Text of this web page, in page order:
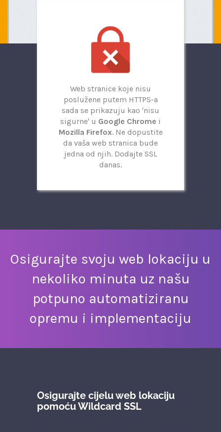
Web stranice koje nisu
poslužene putem HTTPS-a
sada se prikazuju kao 'nisu
sigurne' u Google Chrome i
Mozilla Firefox. Ne dopustite
da vaša web stranica bude
jedna od njih. Dodajte SSL
danas.
Osigurajte svoju web lokaciju u
nekoliko minuta uz našu
potpuno automatiziranu
opremu i implementaciju
Osigurajte cijelu web lokaciju
pomoću Wildcard SSL